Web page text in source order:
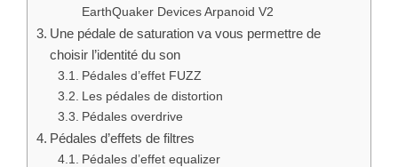
EarthQuaker Devices Arpanoid V2
Une pédale de saturation va vous permettre de
choisir l’identité du son
Pédales d’effet FUZZ
Les pédales de distortion
Pédales overdrive
Pédales d’effets de filtres
Pédales d’effet equalizer